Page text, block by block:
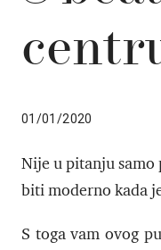
01/01/2020
Nije u pitanju samo
biti moderno kada
S toga vam ovog